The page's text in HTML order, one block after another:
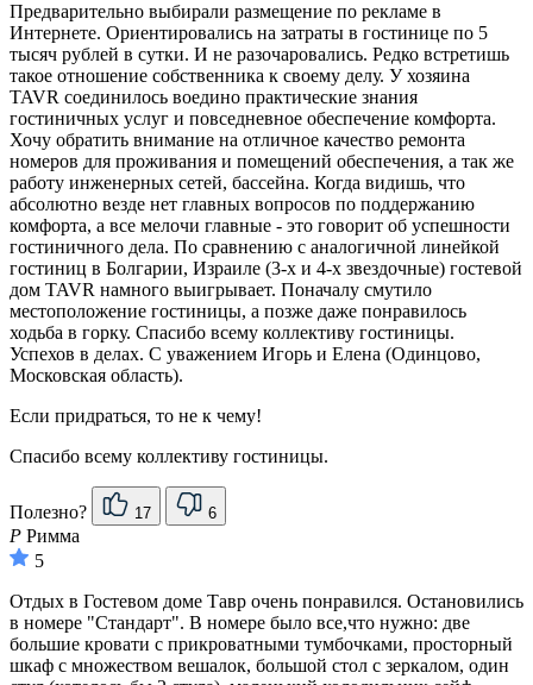
Предварительно выбирали размещение по рекламе в
Интернете. Ориентировались на затраты в гостинице по 5
тысяч рублей в сутки. И не разочаровались. Редко встретишь
такое отношение собственника к своему делу. У хозяина
TAVR соединилось воедино практические знания
гостиничных услуг и повседневное обеспечение комфорта.
Хочу обратить внимание на отличное качество ремонта
номеров для проживания и помещений обеспечения, а так же
работу инженерных сетей, бассейна. Когда видишь, что
абсолютно везде нет главных вопросов по поддержанию
комфорта, а все мелочи главные - это говорит об успешности
гостиничного дела. По сравнению с аналогичной линейкой
гостиниц в Болгарии, Израиле (3-х и 4-х звездочные) гостевой
дом TAVR намного выигрывает. Поначалу смутило
местоположение гостиницы, а позже даже понравилось
ходьба в горку. Спасибо всему коллективу гостиницы.
Успехов в делах. С уважением Игорь и Елена (Одинцово,
Московская область).
Если придраться, то не к чему!
Спасибо всему коллективу гостиницы.
Полезно? 17 6
Р Римма
5
Отдых в Гостевом доме Тавр очень понравился. Остановились
в номере "Стандарт". В номере было все,что нужно: две
большие кровати с прикроватными тумбочками, просторный
шкаф с множеством вешалок, большой стол с зеркалом, один